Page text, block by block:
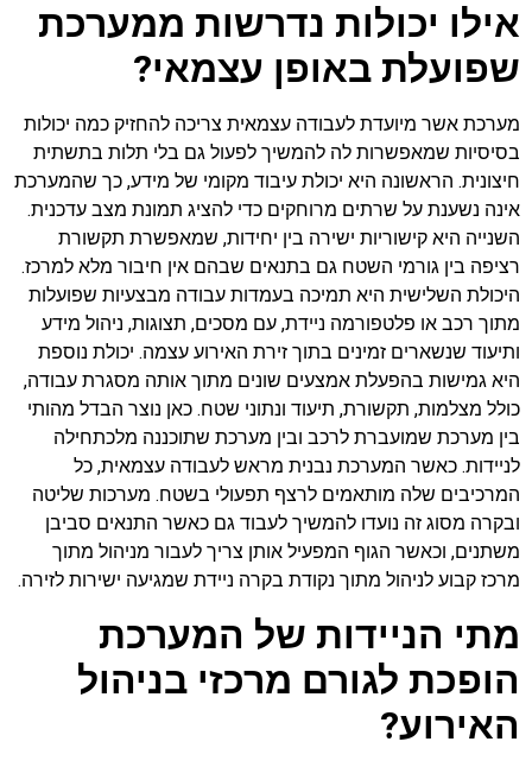
אילו יכולות נדרשות ממערכת
שפועלת באופן עצמאי?
מערכת אשר מיועדת לעבודה עצמאית צריכה להחזיק כמה יכולות
בסיסיות שמאפשרות לה להמשיך לפעול גם בלי תלות בתשתית
חיצונית. הראשונה היא יכולת עיבוד מקומי של מידע, כך שהמערכת
אינה נשענת על שרתים מרוחקים כדי להציג תמונת מצב עדכנית.
השנייה היא קישוריות ישירה בין יחידות, שמאפשרת תקשורת
רציפה בין גורמי השטח גם בתנאים שבהם אין חיבור מלא למרכז.
היכולת השלישית היא תמיכה בעמדות עבודה מבצעיות שפועלות
מתוך רכב או פלטפורמה ניידת, עם מסכים, תצוגות, ניהול מידע
ותיעוד שנשארים זמינים בתוך זירת האירוע עצמה. יכולת נוספת
היא גמישות בהפעלת אמצעים שונים מתוך אותה מסגרת עבודה,
כולל מצלמות, תקשורת, תיעוד ונתוני שטח. כאן נוצר הבדל מהותי
בין מערכת שמועברת לרכב ובין מערכת שתוכננה מלכתחילה
לניידות. כאשר המערכת נבנית מראש לעבודה עצמאית, כל
המרכיבים שלה מותאמים לרצף תפעולי בשטח. מערכות שליטה
ובקרה מסוג זה נועדו להמשיך לעבוד גם כאשר התנאים סביבן
משתנים, וכאשר הגוף המפעיל אותן צריך לעבור מניהול מתוך
מרכז קבוע לניהול מתוך נקודת בקרה ניידת שמגיעה ישירות לזירה.
מתי הניידות של המערכת
הופכת לגורם מרכזי בניהול
האירוע?